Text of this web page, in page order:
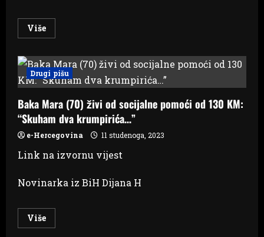
VišeRead
more
sustava:
Državljanin
BiH
u
zarađivao
velik
novac,
a
primao
“socijalu”
Drugi pišu
Baka Mara (70) živi od socijalne pomoći od 130 KM:
“Skuham dva krumpirića…”
e-Hercegovina 11 studenoga, 2023
Link na izvornu vijest
Novinarka iz BiH Dijana H
VišeRead
more